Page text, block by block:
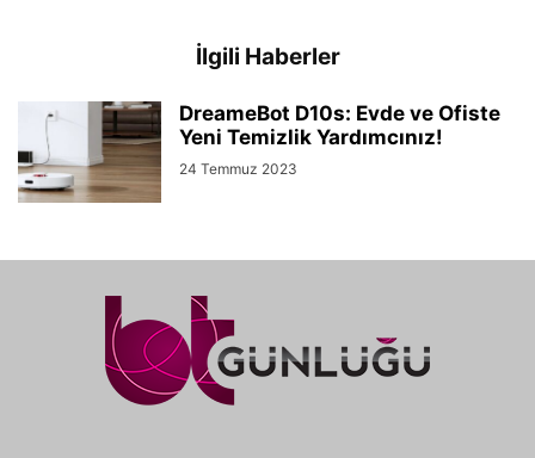
İlgili Haberler
DreameBot D10s: Evde ve Ofiste
Yeni Temizlik Yardımcınız!
24 Temmuz 2023